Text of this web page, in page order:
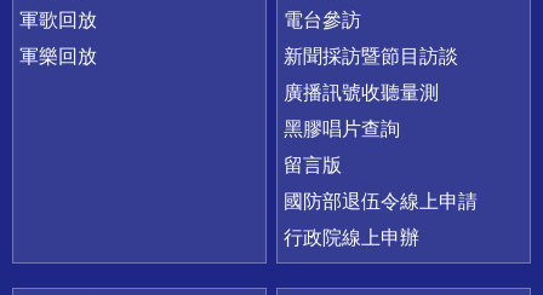
軍歌回放
軍樂回放
電台參訪
新聞採訪暨節目訪談
廣播訊號收聽量測
黑膠唱片查詢
留言版
國防部退伍令線上申請
行政院線上申辦